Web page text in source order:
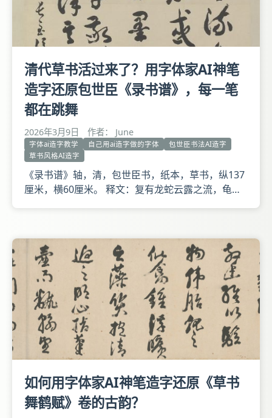
清代草书活过来了？用字体家AI神笔
造字还原包世臣《录书谱》，每一笔
都在跳舞
2026年3月9日 作者： June
字体ai造字教学 自己用ai造字做的字体
包世臣书法AI造字
草书风格AI造字
《录书谱》轴，清，包世臣书，纸本，草书，纵137
厘米，横60厘米。 释文：复有龙蛇云露之流，龟鹤
非右军。录书谱一则。道光卅年长至后二日包世臣。
款署：录书谱一则。道
如何用字体家AI神笔造字还原《草书
舞鹤赋》卷的古韵？